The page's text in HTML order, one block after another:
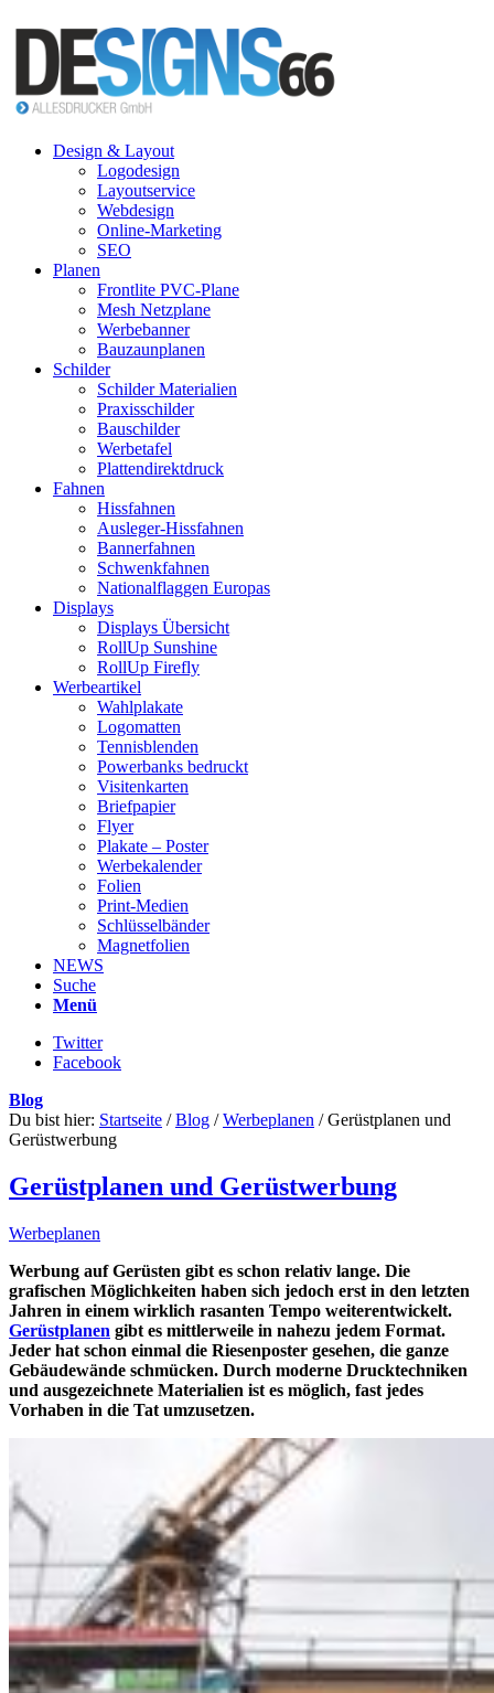
Design & Layout
Logodesign
Layoutservice
Webdesign
Online-Marketing
SEO
Planen
Frontlite PVC-Plane
Mesh Netzplane
Werbebanner
Bauzaunplanen
Schilder
Schilder Materialien
Praxisschilder
Bauschilder
Werbetafel
Plattendirektdruck
Fahnen
Hissfahnen
Ausleger-Hissfahnen
Bannerfahnen
Schwenkfahnen
Nationalflaggen Europas
Displays
Displays Übersicht
RollUp Sunshine
RollUp Firefly
Werbeartikel
Wahlplakate
Logomatten
Tennisblenden
Powerbanks bedruckt
Visitenkarten
Briefpapier
Flyer
Plakate – Poster
Werbekalender
Folien
Print-Medien
Schlüsselbänder
Magnetfolien
NEWS
Suche
Menü
Twitter
Facebook
Blog
Du bist hier: Startseite / Blog / Werbeplanen / Gerüstplanen und
Gerüstwerbung
Gerüstplanen und Gerüstwerbung
Werbeplanen
Werbung auf Gerüsten gibt es schon relativ lange. Die
grafischen Möglichkeiten haben sich jedoch erst in den letzten
Jahren in einem wirklich rasanten Tempo weiterentwickelt.
Gerüstplanen gibt es mittlerweile in nahezu jedem Format.
Jeder hat schon einmal die Riesenposter gesehen, die ganze
Gebäudewände schmücken. Durch moderne Drucktechniken
und ausgezeichnete Materialien ist es möglich, fast jedes
Vorhaben in die Tat umzusetzen.